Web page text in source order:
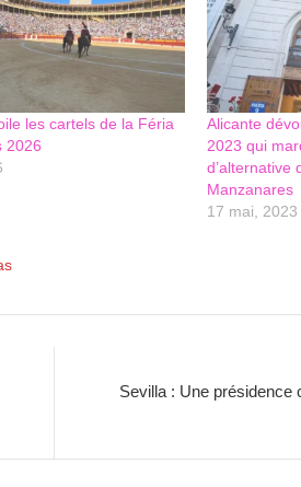
les cartels de la Féria
2026
Alicante
2023 qui
d’alternative
Manzanares
17 mai, 2023
Sevilla : Une présidence